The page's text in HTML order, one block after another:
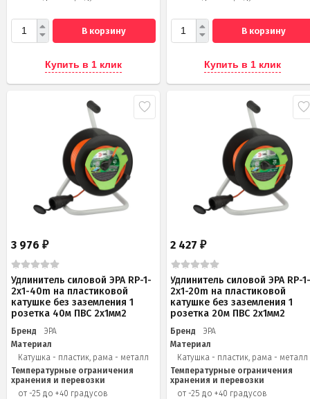
В корзину
Купить в 1 клик
В корзину
Купить в 1 клик
3 976 ₽
Удлинитель силовой ЭРА RP-1-
2x1-40m на пластиковой
катушке без заземления 1
розетка 40м ПВС 2x1мм2
Бренд
ЭРА
Материал
Катушка - пластик, рама - металл
Температурные ограничения
хранения и перевозки
от -25 до +40 градусов
2 427₽
Удлинитель силовой ЭРА RP-
2x1-20m на пластиковой
катушке без заземления 1
розетка 20м ПВС 2х1мм2
Бренд
ЭРА
Материал
Катушка - пластик, рама - металл
Температурные ограничения
хранения и перевозки
от -25 до +40 градусов